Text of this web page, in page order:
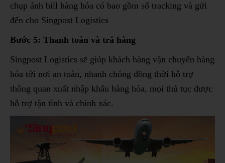
chụp ảnh bill hàng hóa có bao gồm số tracking và gửi
đến cho Singpost Logistics
Bước 5: Thanh toán và trả hàng
Singpost Logistics sẽ giúp khách hàng vận chuyển hàng
hóa tới nơi an toàn, nhanh chóng đồng thời hỗ trợ
thông quan xuất nhập khẩu hàng hóa, mọi thủ tục được
hỗ trợ tận tình và chính xác.